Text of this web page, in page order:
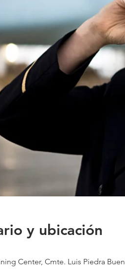
y ubicación
Center, Cmte. Luis Piedra